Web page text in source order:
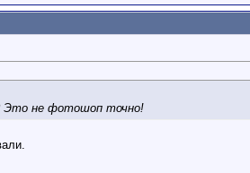
Это не фотошоп точно!